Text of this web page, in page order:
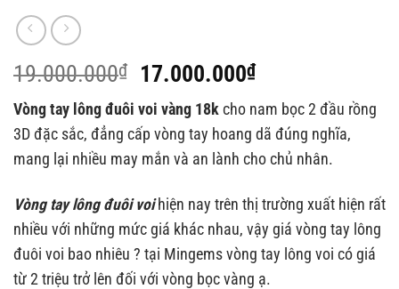
19.000.000₫
Giá
gốc
là:
19.000.000₫.
17.000.000₫Giá
hiện
tại
là:
17.000.000₫.
Vòng tay lông đuôi voi vàng 18k cho nam bọc 2 đầu rồng
3D đặc sắc, đẳng cấp vòng tay hoang dã đúng nghĩa,
mang lại nhiều may mắn và an lành cho chủ nhân.
Vòng tay lông đuôi voi hiện nay trên thị trường xuất hiện rất
nhiều với những mức giá khác nhau, vậy giá vòng tay lông
đuôi voi bao nhiêu ? tại Mingems vòng tay lông voi có giá
từ 2 triệu trở lên đối với vòng bọc vàng ạ.